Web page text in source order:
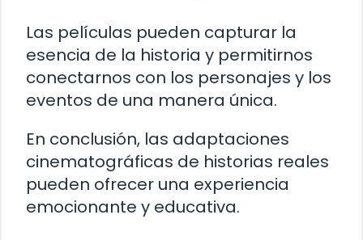
Las películas pueden capturar la
esencia de la historia y permitirnos
conectarnos con los personajes y los
eventos de una manera única.
En conclusión, las adaptaciones
cinematográficas de historias reales
pueden ofrecer una experiencia
emocionante y educativa.